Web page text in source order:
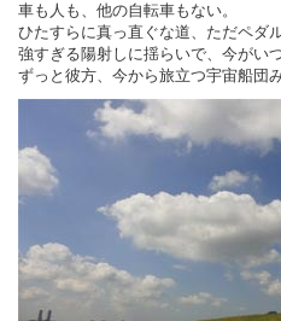
車も人も、他の自転車もない。
ひたすらに真っ直ぐな道、ただペダ
強すぎる陽射しに揺らいで、今がい
ずっと彼方、今から旅立つ宇宙船団